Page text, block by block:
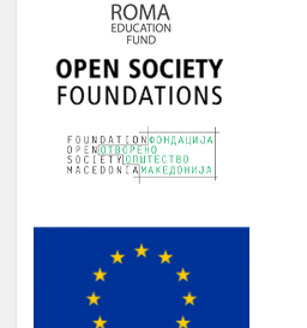
Ромаверзитас. Набавка на
потребни за користење од
студентите на Ромаверзитас
МЕСЕЧНИ СОСТАНОЦИ СО
СТУДЕНТИТЕ НА
КВАРТАЛНИ СОСТАНОЦИ
СТУДЕНТИ И
НАДОГРАДБА НА
Еромаверзитас И
АПЛИКАЦИЈА ЗА